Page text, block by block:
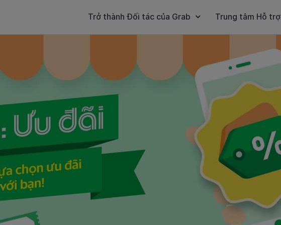
Trở thành Đối tác của Grab Trung tâm Hỗ trợ